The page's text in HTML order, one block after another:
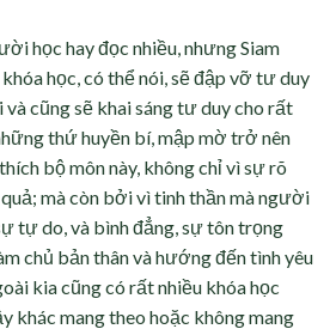
học hay đọc nhiều, nhưng Siam
học, có thể nói, sẽ đập vỡ tư duy
cũng sẽ khai sáng tư duy cho rất
thứ huyền bí, mập mờ trở nên
bộ môn này, không chỉ vì sự rõ
mà còn bởi vì tinh thần mà người
tự do, và bình đẳng, sự tôn trọng
chủ bản thân và hướng đến tình yêu
kia cũng có rất nhiều khóa học
khác mang theo hoặc không mang